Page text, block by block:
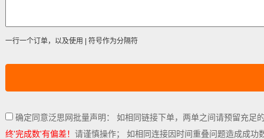
一行一个订单，以及使用 | 符号作为分隔符
确定同意泛思网批量声明： 如相同链接下单，两单之间请预留充
终'完成数'有偏差！ 请谨慎操作； 如相同连接因时间重叠问题造成成